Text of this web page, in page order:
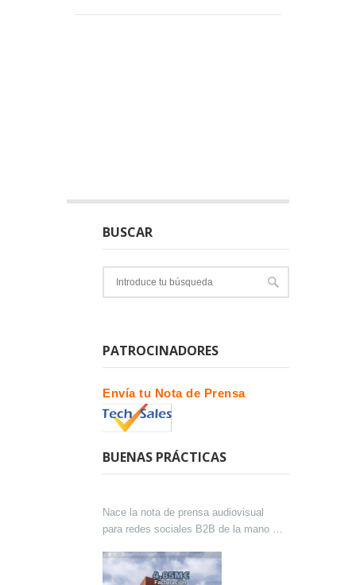
BUSCAR
PATROCINADORES
Envía tu Nota de Prensa
BUENAS PRÁCTICAS
Nace la nota de prensa audiovisual
para redes sociales B2B de la mano de